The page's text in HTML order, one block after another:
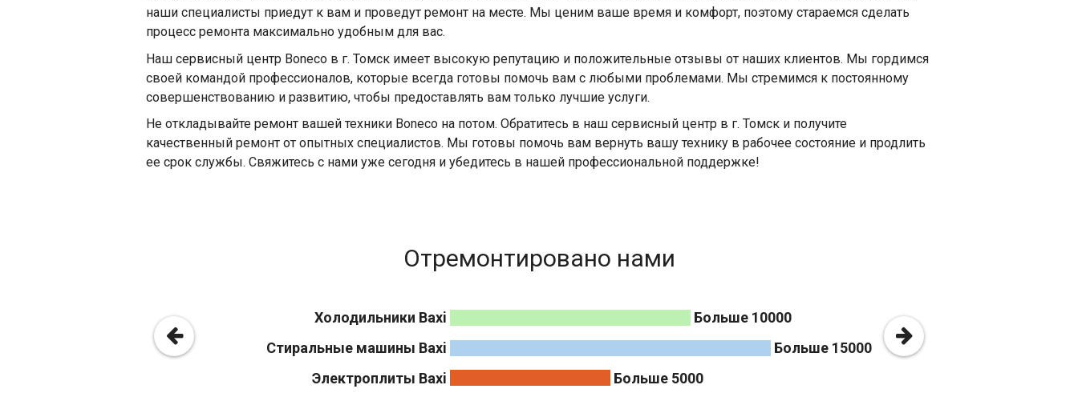
наши специалисты приедут к вам и проведут ремонт на месте. Мы ценим ваше время и комфорт, поэтому стараемся сделать
процесс ремонта максимально удобным для вас.
Наш сервисный центр Boneco в г. Томск имеет высокую репутацию и положительные отзывы от наших клиентов. Мы гордимся
своей командой профессионалов, которые всегда готовы помочь вам с любыми проблемами. Мы стремимся к постоянному
совершенствованию и развитию, чтобы предоставлять вам только лучшие услуги.
Не откладывайте ремонт вашей техники Boneco на потом. Обратитесь в наш сервисный центр в г. Томск и получите
качественный ремонт от опытных специалистов. Мы готовы помочь вам вернуть вашу технику в рабочее состояние и продлить
ее срок службы. Свяжитесь с нами уже сегодня и убедитесь в нашей профессиональной поддержке!
Отремонтировано нами
Холодильники Baxi
Больше 10000
Стиральные машины Baxi
Больше 15000
Электроплиты Baxi
Больше 5000